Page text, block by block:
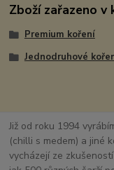
Zboží zařazeno v
Premium koření
Jednodruhové
Již od roku 1994
(chilli s medem) a jiné
vycházejí ze